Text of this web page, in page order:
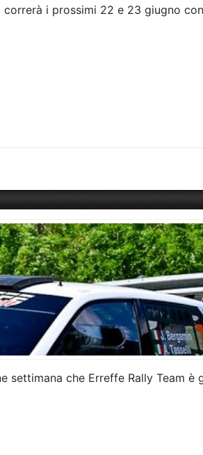
i prossimi 22 e 23 giugno
che Erreffe Rally Team